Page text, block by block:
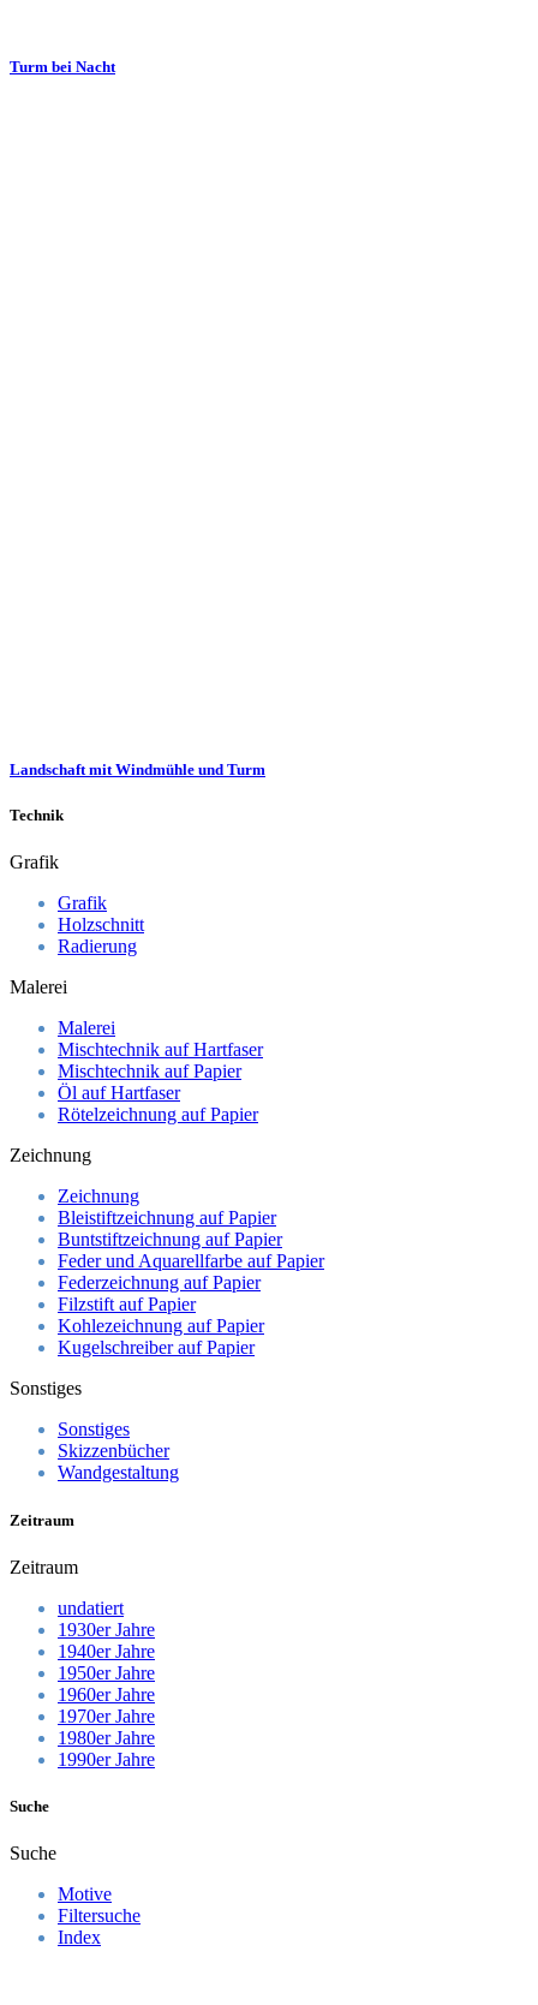
Turm bei Nacht
Landschaft mit Windmühle und Turm
Technik
Grafik
Grafik
Holzschnitt
Radierung
Malerei
Malerei
Mischtechnik auf Hartfaser
Mischtechnik auf Papier
Öl auf Hartfaser
Rötelzeichnung auf Papier
Zeichnung
Zeichnung
Bleistiftzeichnung auf Papier
Buntstiftzeichnung auf Papier
Feder und Aquarellfarbe auf Papier
Federzeichnung auf Papier
Filzstift auf Papier
Kohlezeichnung auf Papier
Kugelschreiber auf Papier
Sonstiges
Sonstiges
Skizzenbücher
Wandgestaltung
Zeitraum
Zeitraum
undatiert
1930er Jahre
1940er Jahre
1950er Jahre
1960er Jahre
1970er Jahre
1980er Jahre
1990er Jahre
Suche
Suche
Motive
Filtersuche
Index